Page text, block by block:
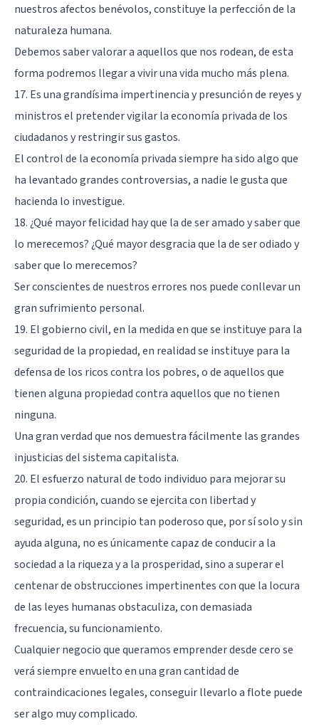
nuestros afectos benévolos, constituye la perfección de la
naturaleza humana.
Debemos saber valorar a aquellos que nos rodean, de esta
forma podremos llegar a vivir una vida mucho más plena.
17. Es una grandísima impertinencia y presunción de reyes y
ministros el pretender vigilar la economía privada de los
ciudadanos y restringir sus gastos.
El control de la economía privada siempre ha sido algo que
ha levantado grandes controversias, a nadie le gusta que
hacienda lo investigue.
18. ¿Qué mayor felicidad hay que la de ser amado y saber que
lo merecemos? ¿Qué mayor desgracia que la de ser odiado y
saber que lo merecemos?
Ser conscientes de nuestros errores nos puede conllevar un
gran sufrimiento personal.
19. El gobierno civil, en la medida en que se instituye para la
seguridad de la propiedad, en realidad se instituye para la
defensa de los ricos contra los pobres, o de aquellos que
tienen alguna propiedad contra aquellos que no tienen
ninguna.
Una gran verdad que nos demuestra fácilmente las grandes
injusticias del sistema capitalista.
20. El esfuerzo natural de todo individuo para mejorar su
propia condición, cuando se ejercita con libertad y
seguridad, es un principio tan poderoso que, por sí solo y sin
ayuda alguna, no es únicamente capaz de conducir a la
sociedad a la riqueza y a la prosperidad, sino a superar el
centenar de obstrucciones impertinentes con que la locura
de las leyes humanas obstaculiza, con demasiada
frecuencia, su funcionamiento.
Cualquier negocio que queramos emprender desde cero se
verá siempre envuelto en una gran cantidad de
contraindicaciones legales, conseguir llevarlo a flote puede
ser algo muy complicado.